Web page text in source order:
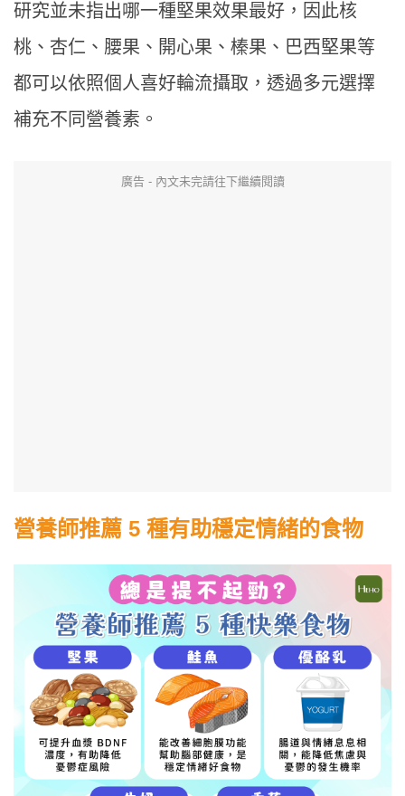
研究並未指出哪一種堅果效果最好，因此核
桃、杏仁、腰果、開心果、榛果、巴西堅果等
都可以依照個人喜好輪流攝取，透過多元選擇
補充不同營養素。
廣告 - 內文未完請往下繼續閱讀
營養師推薦 5 種有助穩定情緒的食物